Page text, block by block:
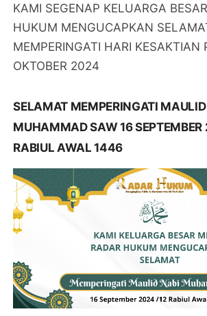
KAMI SEGENAP KELUARGA
HUKUM MENGUCAPKAN
MEMPERINGATI HARI KESAKTIAN
OKTOBER 2024
SELAMAT MEMPERINGATI
MUHAMMAD SAW 16
RABIUL AWAL 1446